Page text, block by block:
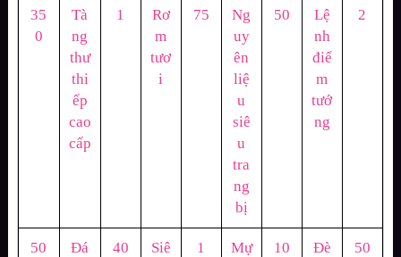
35
0
Tà
ng
thư
thi
ếp
cao
cấp
1
Rơ
m
tươ
i
75
Ng
uy
ên
liệ
u
siê
u
tra
ng
bị
50
Lệ
nh
điể
m
tướ
ng
2
50
Đá
40
Siê
1
Mự
10
Đè
50